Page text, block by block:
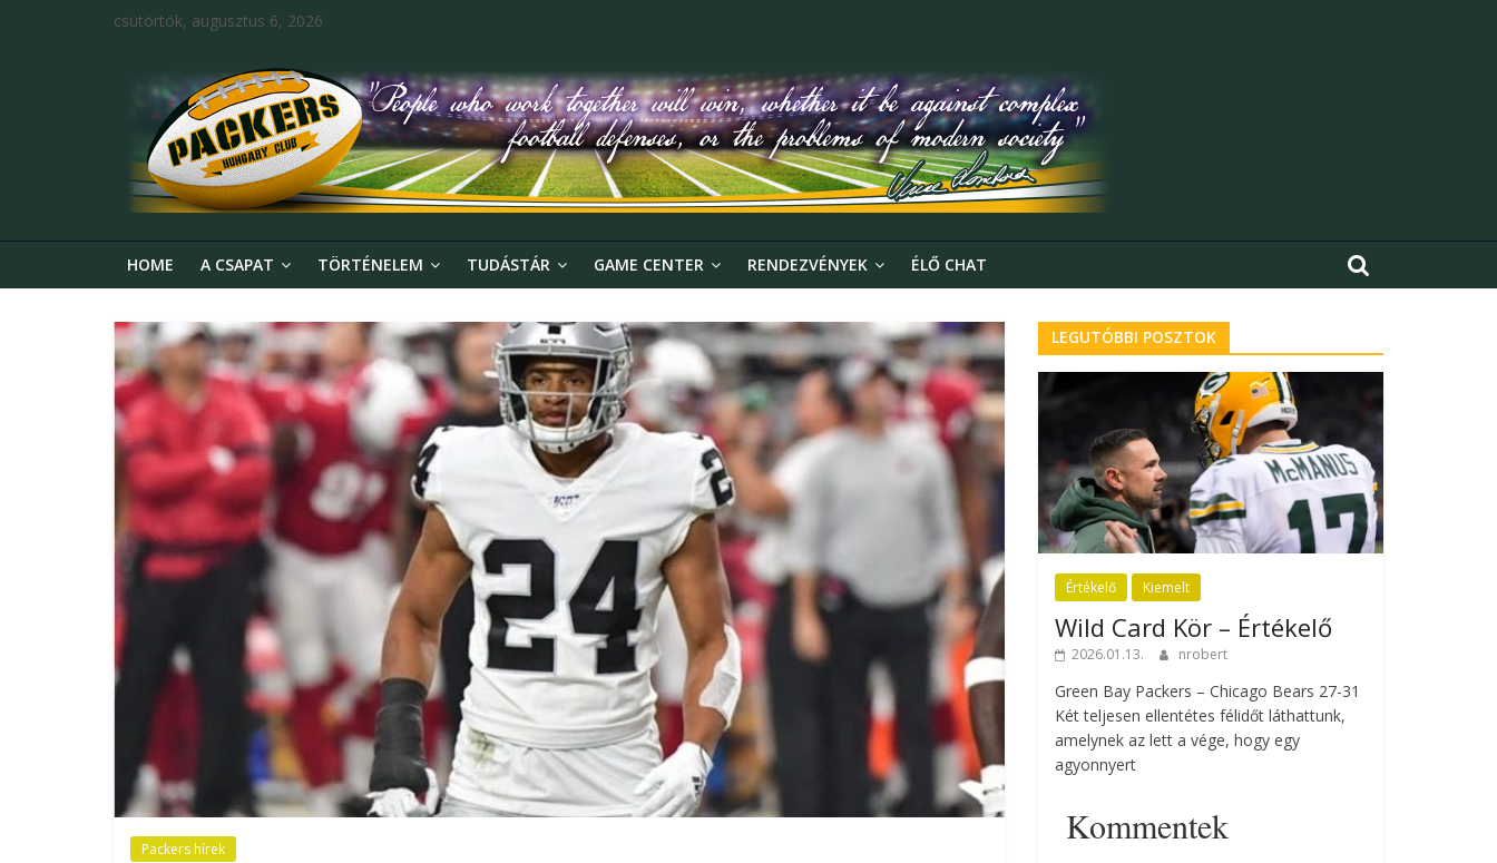
csütörtök, augusztus 6, 2026
HOME A CSAPAT TÖRTÉNELEM TUDÁSTÁR GAME CENTER RENDEZVÉNYEK ÉLŐ CHAT
Packers hírek
LEGUTÓBBI POSZTOK
Értékelő Kiemelt
Wild Card Kör – Értékelő
2026.01.13. nrobert
Green Bay Packers – Chicago Bears 27-31
Két teljesen ellentétes félidőt láthattunk,
amelynek az lett a vége, hogy egy
agyonnyert
Kommentek